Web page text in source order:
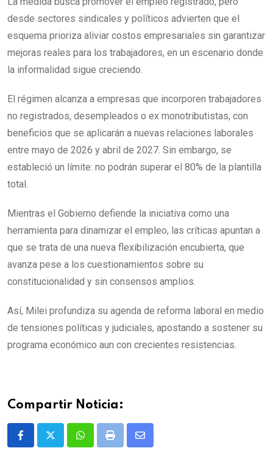
desde sectores sindicales y políticos advierten que el
esquema prioriza aliviar costos empresariales sin garantizar
mejoras reales para los trabajadores, en un escenario donde
la informalidad sigue creciendo.
El régimen alcanza a empresas que incorporen trabajadores
no registrados, desempleados o ex monotributistas, con
beneficios que se aplicarán a nuevas relaciones laborales
entre mayo de 2026 y abril de 2027. Sin embargo, se
estableció un límite: no podrán superar el 80% de la plantilla
total.
Mientras el Gobierno defiende la iniciativa como una
herramienta para dinamizar el empleo, las críticas apuntan a
que se trata de una nueva flexibilización encubierta, que
avanza pese a los cuestionamientos sobre su
constitucionalidad y sin consensos amplios.
Así, Milei profundiza su agenda de reforma laboral en medio
de tensiones políticas y judiciales, apostando a sostener su
programa económico aun con crecientes resistencias.
Compartir Noticia:
WhatsappPrint
Share